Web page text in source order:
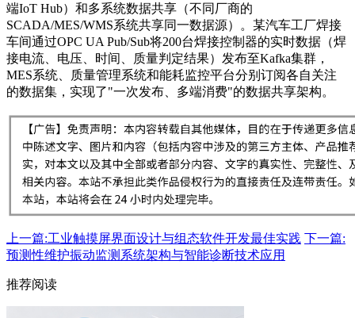
端IoT Hub）和多系统数据共享（不同厂商的
SCADA/MES/WMS系统共享同一数据源）。某汽车工厂焊接
车间通过OPC UA Pub/Sub将200台焊接控制器的实时数据（焊
接电流、电压、时间、质量判定结果）发布至Kafka集群，
MES系统、质量管理系统和能耗监控平台分别订阅各自关注
的数据集，实现了"一次发布、多端消费"的数据共享架构。
上一篇:工业触摸屏界面设计与组态软件开发最佳实践 下一篇:
预测性维护振动监测系统架构与智能诊断技术应用
推荐阅读